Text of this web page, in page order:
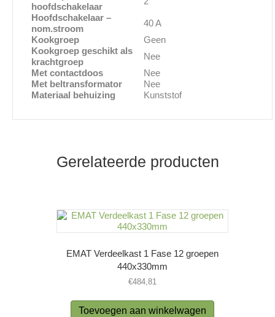
hoofdschakelaar
Hoofdschakelaar –
nom.stroom
40 A
Kookgroep
Geen
Kookgroep geschikt als
krachtgroep
Nee
Met contactdoos
Nee
Met beltransformator
Nee
Materiaal behuizing
Kunststof
Gerelateerde producten
EMAT Verdeelkast 1 Fase 12 groepen
440x330mm
€484,81
Toevoegen aan winkelwagen